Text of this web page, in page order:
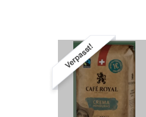
Verpasst!